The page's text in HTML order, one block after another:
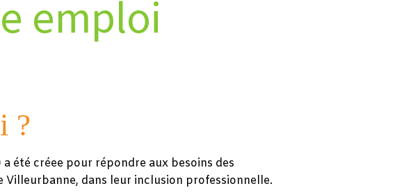
emploi
?
été créee pour répondre aux besoins des
Villeurbanne, dans leur inclusion professionnelle.